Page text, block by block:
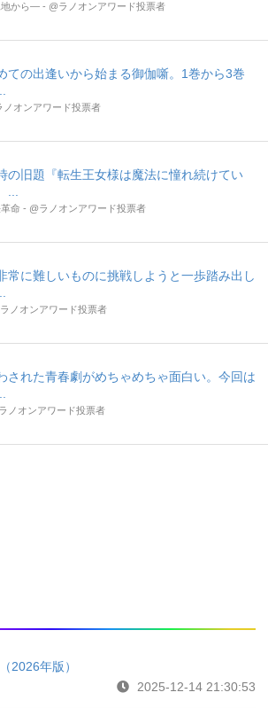
から― - @ラノオンアワード投票者
ての出逢いから始まる御伽噺。1巻から3巻
ノオンアワード投票者
の旧題『転生王女様は魔法に憧れ続けてい
命 - @ラノオンアワード投票者
常に難しいものに挑戦しようと一歩踏み出し
ノオンアワード投票者
された青春劇がめちゃめちゃ面白い。今回は
ノオンアワード投票者
2026年版）
2025-12-14 21:30:53